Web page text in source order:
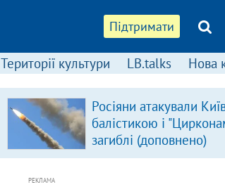
Підтримати
Території культури LB.talks Нова
Росіяни атакували
балістикою і
загиблі (доповнено)
РЕКЛАМА